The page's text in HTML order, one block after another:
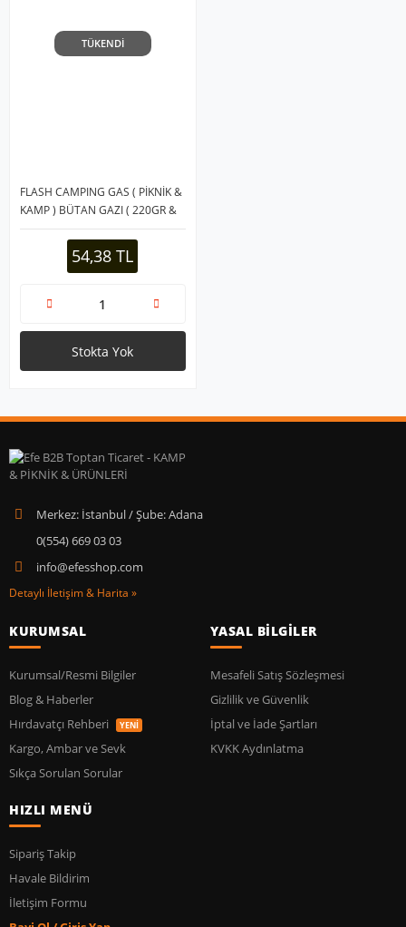
TÜKENDİ
FLASH CAMPING GAS ( PİKNİK &
KAMP ) BÜTAN GAZI ( 220GR &
393ML )*12X2
54,38 TL
Stokta Yok
Merkez: İstanbul / Şube: Adana
0(554) 669 03 03
info@efesshop.com
Detaylı İletişim & Harita »
KURUMSAL
Kurumsal/Resmi Bilgiler
Blog & Haberler
Hırdavatçı Rehberi
YENİ
Kargo, Ambar ve Sevk
Sıkça Sorulan Sorular
YASAL BİLGİLER
Mesafeli Satış Sözleşmesi
Gizlilik ve Güvenlik
İptal ve İade Şartları
KVKK Aydınlatma
HIZLI MENÜ
Sipariş Takip
Havale Bildirim
İletişim Formu